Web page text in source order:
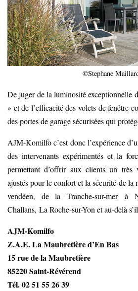
©Stephane
De juger de la luminosité exceptionnelle
» et de l’efficacité des volets de fenêtre
des portes de garage sécurisées qui
AJM-Komilfo c’est donc l’expérience
des intervenants expérimentés et la
permettant d’offrir aux clients un
ajustés pour le confort et la sécurité de
vendéen, de la Tranche-sur-mer à
Challans, La Roche-sur-Yon et au-delà
AJM-Komilfo
Z.A.E. La Maubretière d’En Bas
15 rue de la Maubretière
85220 Saint-Révérend
Tél. 02 51 55 26 39